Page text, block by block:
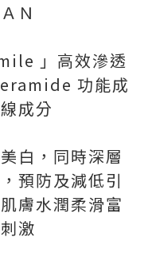
Ｎ
」高效滲透
功能成
成分
白，同時深層
預防及減低引
膚水潤柔滑富
激